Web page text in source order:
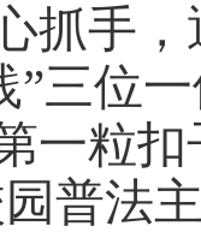
抓手
”三位
一粒扣
普法